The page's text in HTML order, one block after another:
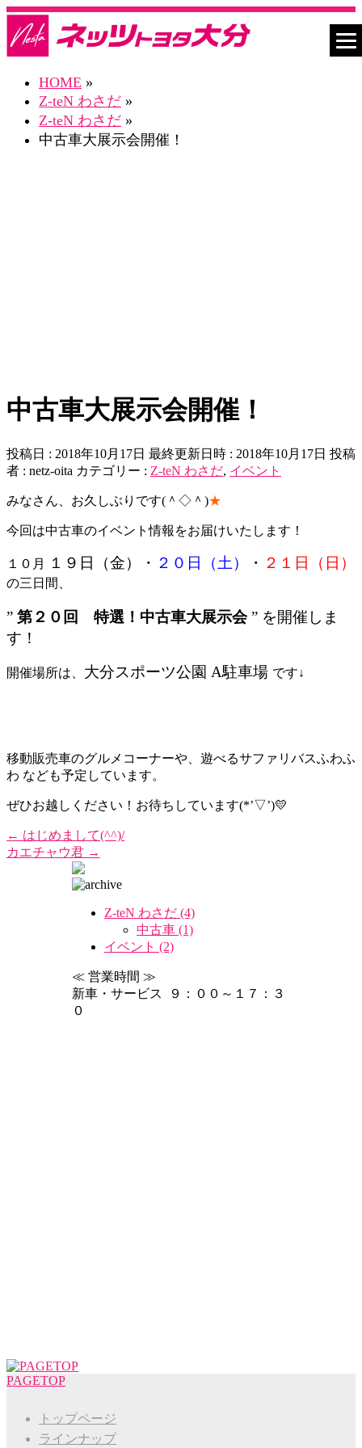
HOME »
Z-teN わさだ »
Z-teN わさだ »
中古車大展示会開催！
中古車大展示会開催！
投稿日 : 2018年10月17日 最終更新日時 : 2018年10月17日 投稿
者 : netz-oita カテゴリー : Z-teN わさだ, イベント
みなさん、お久しぶりです(＾◇＾)★
今回は中古車のイベント情報をお届けいたします！
１０月 １９日（金） ・ ２０日（土） ・ ２１日（日）
の三日間、
” 第２０回 特選！中古車大展示会” を開催しま
す！
開催場所は、 大分スポーツ公園 A駐車場 です↓
移動販売車のグルメコーナーや、遊べるサファリバスふわふ
わ なども予定しています。
ぜひお越しください！お待ちしています(*’▽’)💛
← はじめまして(^^)/
カエチャウ君 →
Z-teN わさだ (4)
中古車 (1)
イベント (2)
≪ 営業時間 ≫
新車・サービス ９：００～１７：３
０
PAGETOP
トップページ
ラインナップ